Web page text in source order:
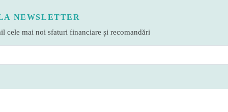
NEWSLETTER
cele mai noi sfaturi financiare și recomandări